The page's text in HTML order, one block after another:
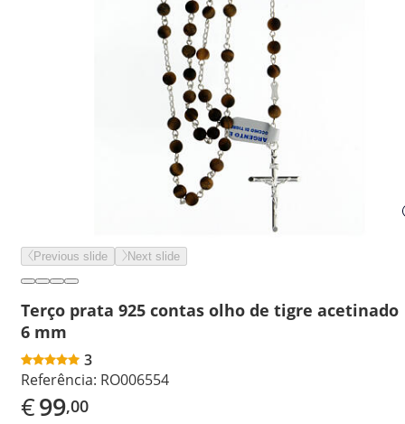
Previous slide Next slide
Terço prata 925 contas olho de tigre acetinado
6 mm
3
Referência: RO006554
€99,00